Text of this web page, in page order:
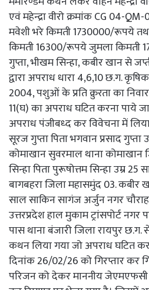
एवं महेन्द्रा वीरो क्रमांक CG 04-
मवेशी भरे किमती 1730000/रूपये
किमती 16300/रूपये जुमला
गुप्ता, भीखम सिन्हा, कबीर खान से
द्वारा अपराध धारा 4,6,10 छ.ग.
2004, पशुओं के प्रति क्रुरता का
11(घ) का अपराध घटित करना पाये
अपराध पंजीबध्द कर विवेचना में
सूरज गुप्ता पिता भगवान प्रसाद
कोमाखान सुवरमाल थाना
सिन्हा पिता पुरूषोत्तम सिन्हा उम्र
बागबहरा जिला महासमुंद 03. कबीर
साल साकिन सागंज अर्जुन नगर
उत्तरप्रदेश हाल मुकाम ट्रांसपोर्ट
पास थाना बंजारी जिला रायपुर
कथन लिया गया जो अपराध घटित
दिनांक 26/02/26 को गिरप्तार कर
परिजन को देकर माननीय